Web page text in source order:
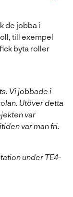
de jobba i
till exempel
byta roller
Vi jobbade i
Utöver detta
var
var man fri.
under TE4-